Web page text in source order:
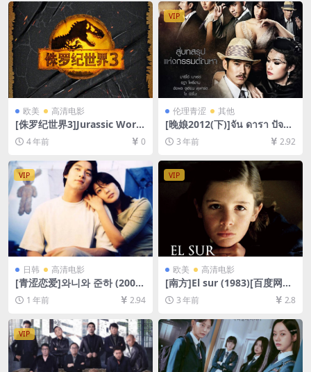
英字幕]
[MP4/7GB][中英字幕]
欧美 高清电影
[侏罗纪世界3]Jurassic Worl
d: Dominion (2022)[百度网
盘+迅雷云盘资源1080P超清
韩版硬字]
4 年前 0
VIP
伦理青涩 其他
[晚娘2012(下)]จัน ดารา ปัจฉิ
มบท (2013)[百度网盘+迅雷云
盘资源1080P超清未删减][MP
3 年前 2.92
VIP
日韩 高清电影
[青涩恋爱]와니와 준하 (2001)
[百度网盘+夸克网盘1080P超
清未删减资源][网盘在线播放/
下载][MP4/7.9GB][中文字幕]
1 年前 2.94
VIP
欧美 高清电影
[南方]El sur (1983)[百度网盘
+夸克网盘1080P超清未删减
资源][网盘在线播放/下载][MP
4/6GB][中文字幕]
3 年前 2.8
VIP